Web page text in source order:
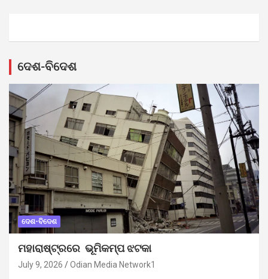
ଦେଶ-ବିଦେଶ
ଦେଶ-ବିଦେଶ
ମହାରାଷ୍ଟ୍ରରେ ଭୂମିକମ୍ପ ଝଟକା
July 9, 2026 Odian Media Network1